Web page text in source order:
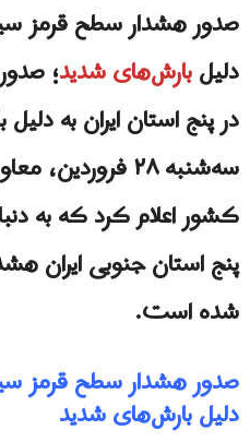
صدور هشدار سطح قرمز
دلیلبارش‌های شدید؛
در پنج استان ایران به
سه‌شنبه ۲۸
کشور اعلام کرد که به
پنج استان جنوبی ایران
شده است.
صدور هشدار سطح قرمز
دلیل بارش‌های شدید